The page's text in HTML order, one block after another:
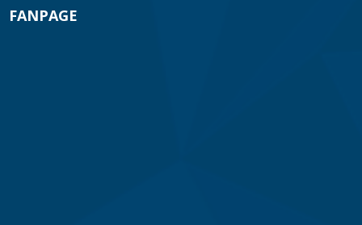
FANPAGE